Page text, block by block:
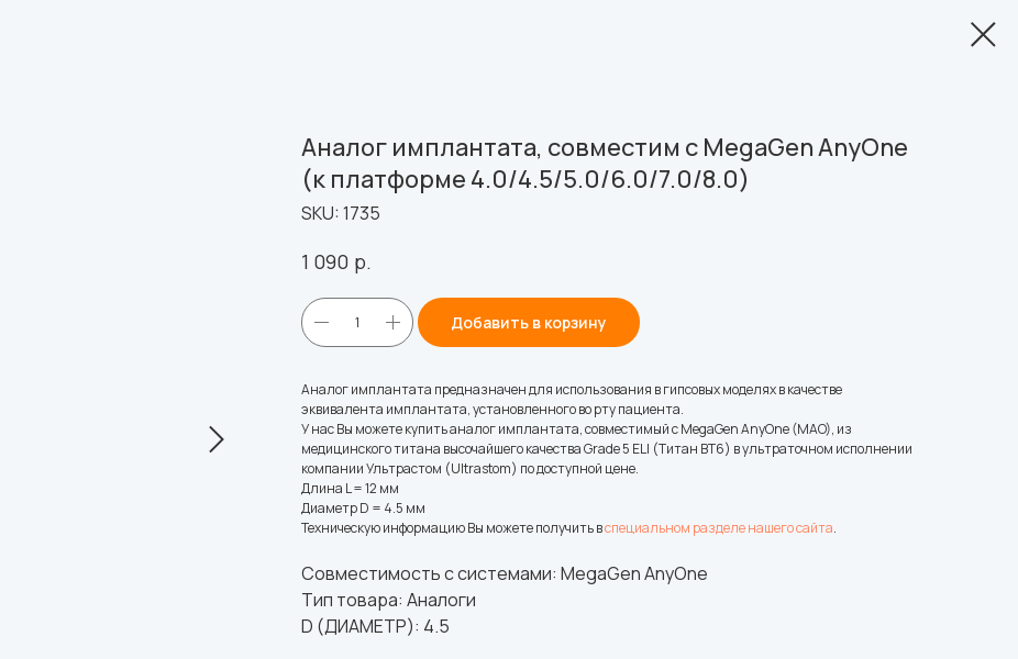
Аналог имплантата, совместим с MegaGen AnyOne
(к платформе 4.0/4.5/5.0/6.0/7.0/8.0)
SKU:1735
1 090 р.
Добавить в корзину
Аналог имплантата предназначен для использования в гипсовых моделях в качестве
эквивалента имплантата, установленного во рту пациента.
У нас Вы можете купить аналог имплантата, совместимый с MegaGen AnyOne (MAO), из
медицинского титана высочайшего качества Grade 5 ELI (Титан ВТ6) в ультраточном исполнении
компании Ультрастом (Ultrastom) по доступной цене.
Длина L = 12 мм
Диаметр D = 4.5 мм
Техническую информацию Вы можете получить вспециальном разделе нашего сайта.
Совместимость с системами: MegaGen AnyOne
Тип товара: Аналоги
D (ДИАМЕТР): 4.5